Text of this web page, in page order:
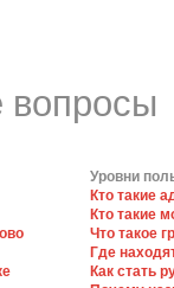
вопросы
Уровни
Кто такие
Кто такие
Что такое
Где
Как стать